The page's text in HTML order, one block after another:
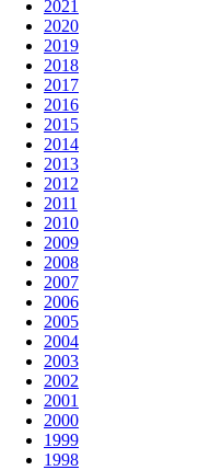
2021
2020
2019
2018
2017
2016
2015
2014
2013
2012
2011
2010
2009
2008
2007
2006
2005
2004
2003
2002
2001
2000
1999
1998